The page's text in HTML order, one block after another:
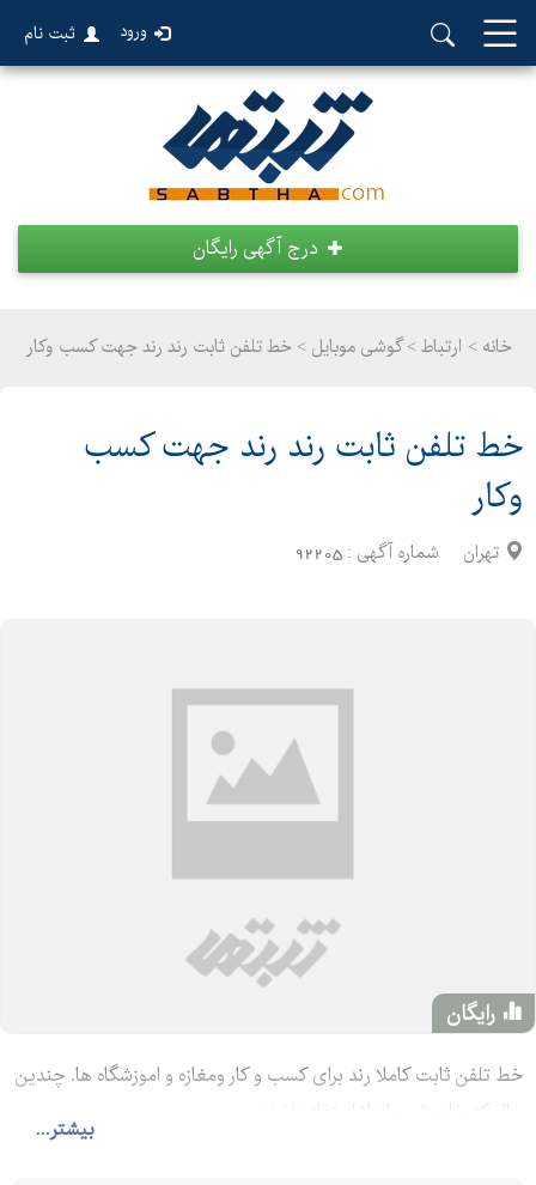
ورود ثبت نام
درج آگهی رایگان
خانه > ارتباط >گوشی موبایل > خط تلفن ثابت رند رند جهت کسب وکار
خط تلفن ثابت رند رند جهت کسب
وکار
تهران شماره آگهی : 92205
رایگان
بیشتر...
خط تلفن ثابت کاملا رند برای کسب و کار ومغازه و اموزشگاه ها. چندین